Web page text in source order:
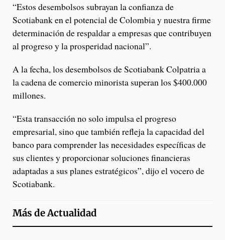
“Estos desembolsos subrayan la confianza de
Scotiabank en el potencial de Colombia y nuestra firme
determinación de respaldar a empresas que contribuyen
al progreso y la prosperidad nacional”.
A la fecha, los desembolsos de Scotiabank Colpatria a
la cadena de comercio minorista superan los $400.000
millones.
“Esta transacción no solo impulsa el progreso
empresarial, sino que también refleja la capacidad del
banco para comprender las necesidades específicas de
sus clientes y proporcionar soluciones financieras
adaptadas a sus planes estratégicos”, dijo el vocero de
Scotiabank.
Más deActualidad